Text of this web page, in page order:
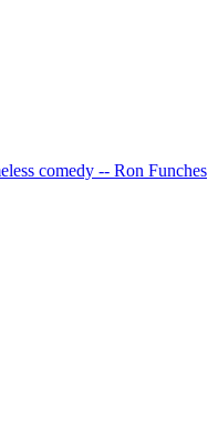
comedy -- Ron Funches